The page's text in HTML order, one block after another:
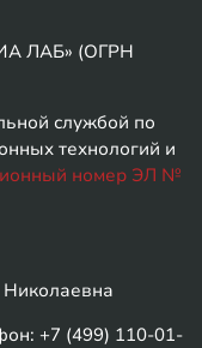
ЛАБ» (ОГРН
службой по
технологий и
номер ЭЛ №
+7 (499) 110-01-